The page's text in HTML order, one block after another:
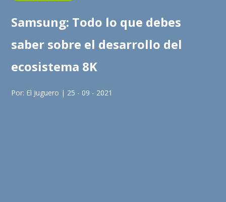
Samsung: Todo lo que debes
saber sobre el desarrollo del
ecosistema 8K
Por: El Juguero | 25 - 09 - 2021